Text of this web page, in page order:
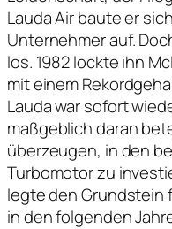
Lauda Air baute er
Unternehmer auf.
los. 1982 lockte ihn
mit einem
Lauda war sofort
maßgeblich daran
überzeugen, in den
Turbomotor zu
legte den Grundstein
in den folgenden